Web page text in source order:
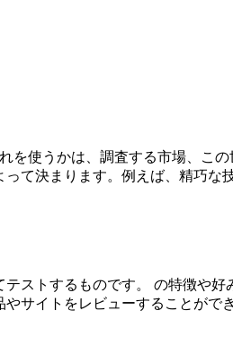
を使うかは、調査する市場、こ
て決まります。例えば、精巧
ストするものです。
の特徴や好
サイトをレビューすることができ